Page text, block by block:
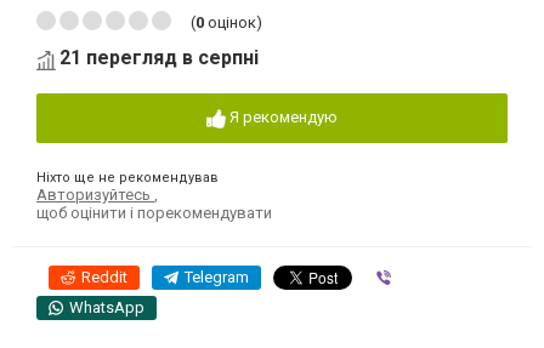
(0 оцінок)
21 перегляд в серпні
Я рекомендую
Ніхто ще не рекомендував
Авторизуйтесь
щоб оцінити і порекомендувати
Reddit Telegram
WhatsApp